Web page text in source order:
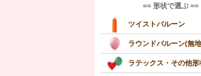
== 形状で選ぶ ==
ツイストバルーン
ラウンドバルーン(無
ラテックス・その他形